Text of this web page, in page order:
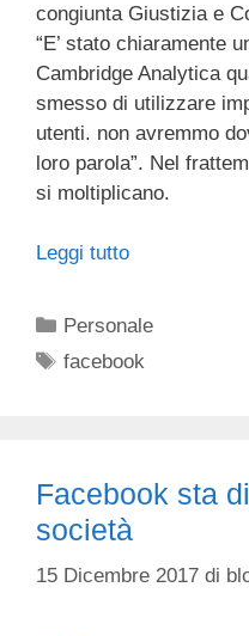
congiunta Giustizia e
“E’ stato chiaramente
Cambridge Analytica
smesso di utilizzare
utenti. non avremmo
loro parola”. Nel
si moltiplicano.
Leggi tutto
Categorie
Personale
Tag
facebook
Facebook sta
società
15 Dicembre 2017 di